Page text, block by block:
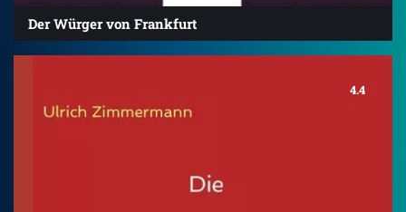
Der Würger von Frankfurt
4.4